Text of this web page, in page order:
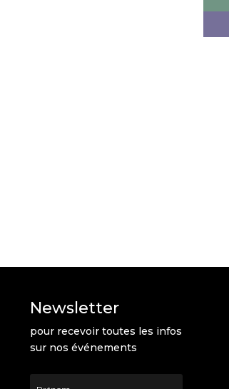
Newsletter
pour recevoir toutes les infos
sur nos événements